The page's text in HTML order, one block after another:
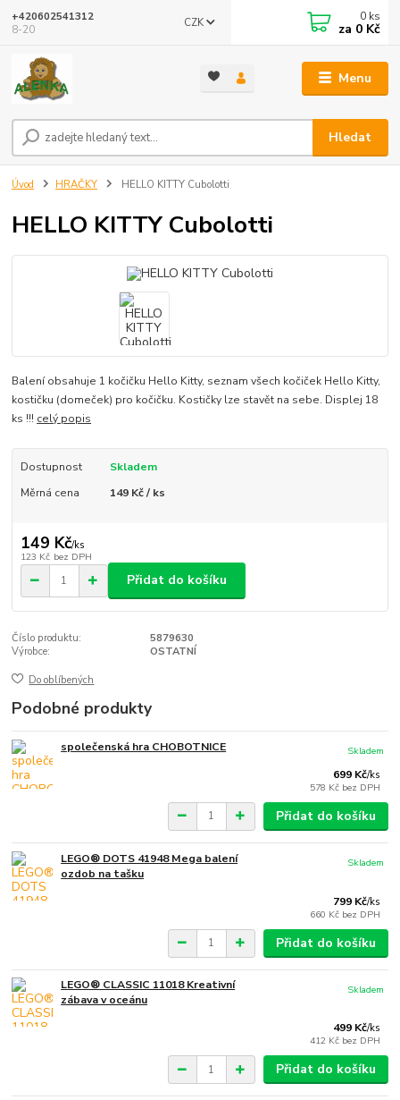
Menu
CZK
Hledat
+420602541312
8-20
0 ks
za 0 Kč
Úvod HRAČKY HELLO KITTY Cubolotti
HELLO KITTY Cubolotti
Balení obsahuje 1 kočičku Hello Kitty, seznam všech kočiček Hello Kitty,
kostičku (domeček) pro kočičku. Kostičky lze stavět na sebe. Displej 18
ks !!! celý popis
Dostupnost
Skladem
Měrná cena
149 Kč / ks
149 Kč/ks
123 Kč bez DPH
Přidat do košíku
Číslo produktu:
5879630
Výrobce:
OSTATNÍ
Do oblíbených
Podobné produkty
společenská hra CHOBOTNICE
699 Kč/ks
578 Kč bez DPH
Skladem
Přidat do košíku
LEGO® DOTS 41948 Mega balení
ozdob na tašku
799 Kč/ks
660 Kč bez DPH
Skladem
Přidat do košíku
LEGO® CLASSIC 11018 Kreativní
zábava v oceánu
499 Kč/ks
412 Kč bez DPH
Skladem
Přidat do košíku